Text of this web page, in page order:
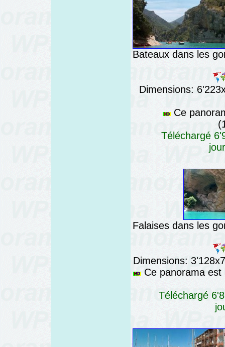
Bateaux dans les
Dimensions:
Ce
Téléchargé
Falaises dans les
Dimensions:
Ce panorama est
Téléchargé